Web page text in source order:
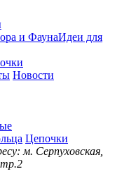
и ФаунаИдеи для
Новости
Цепочки
м. Серпуховская,